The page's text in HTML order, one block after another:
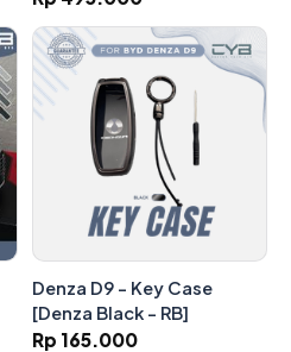
Denza D9 - Key Case
[Denza Black - RB]
Rp 165.000